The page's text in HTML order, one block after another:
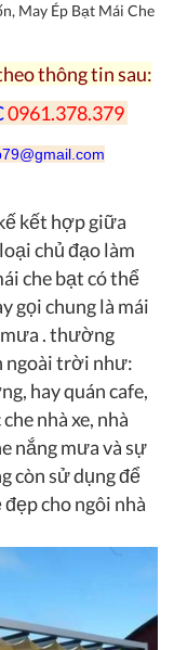
May Ép Bạt Mái Che
thông tin sau:
0961.378.379
gmail.com
kết hợp giữa
chủ đạo làm
che bạt có thể
gọi chung là mái
. thường
ngoài trời như:
hay quán cafe,
nhà xe, nhà
nắng mưa và sự
còn sử dụng để
cho ngôi nhà